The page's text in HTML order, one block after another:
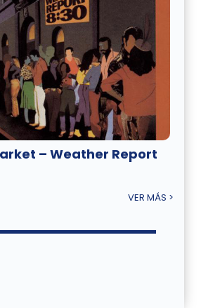
– Weather Report
VER MÁS >